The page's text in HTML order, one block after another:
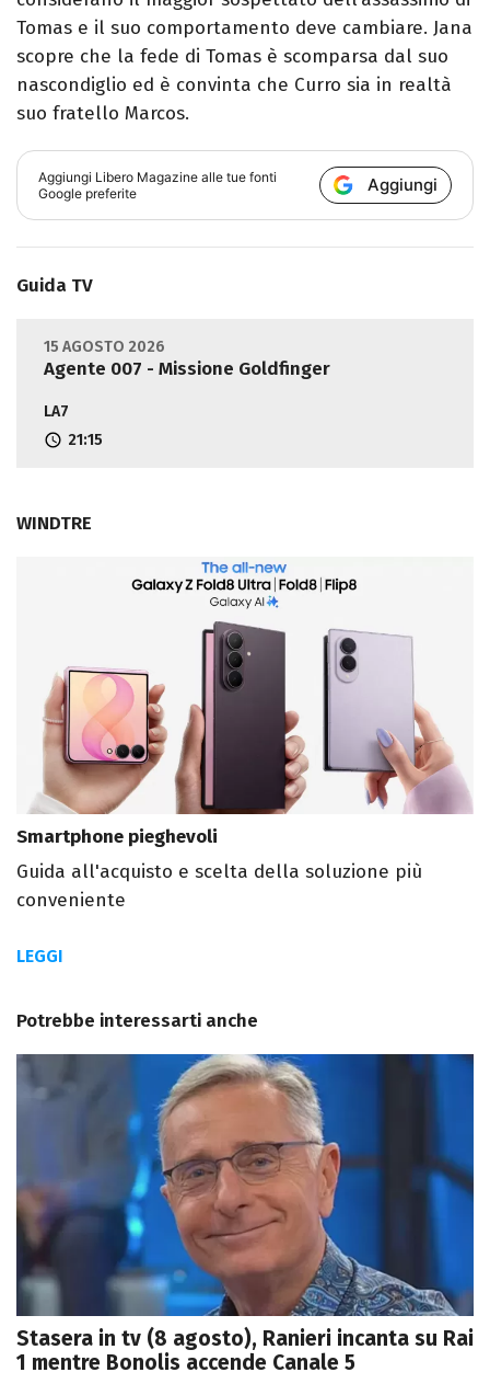
Tomas e il suo comportamento deve cambiare. Jana
scopre che la fede di Tomas è scomparsa dal suo
nascondiglio ed è convinta che Curro sia in realtà
suo fratello Marcos.
Aggiungi Libero Magazine alle tue fonti
Google preferite
Aggiungi
Guida TV
15 AGOSTO 2026
Agente 007 - Missione Goldfinger
LA7
21:15
WINDTRE
Smartphone pieghevoli
Guida all'acquisto e scelta della soluzione più
conveniente
LEGGI
Potrebbe interessarti anche
Stasera in tv (8 agosto), Ranieri incanta su Rai
1 mentre Bonolis accende Canale 5